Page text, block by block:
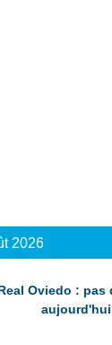
2026
Oviedo : pas